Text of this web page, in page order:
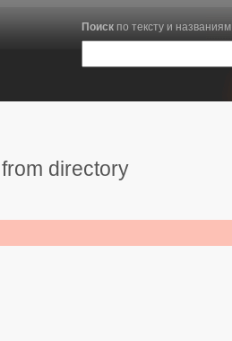
Поискпо тексту и названиям,
directory